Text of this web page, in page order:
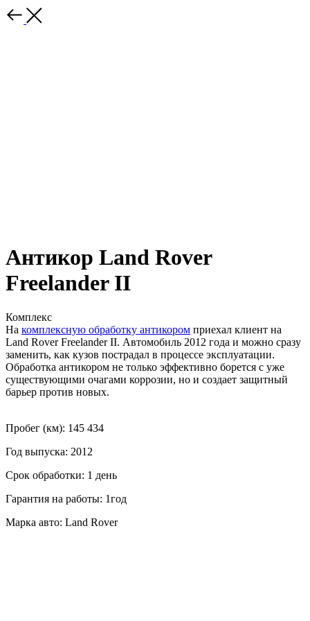
Антикор Land Rover
Freelander II
Комплекс
На комплексную обработку антикором приехал клиент на
Land Rover Freelander II. Автомобиль 2012 года и можно сразу
заменить, как кузов пострадал в процессе эксплуатации.
Обработка антикором не только эффективно борется с уже
существующими очагами коррозии, но и создает защитный
барьер против новых.
Пробег (км): 145 434
Год выпуска: 2012
Срок обработки: 1 день
Гарантия на работы: 1год
Марка авто: Land Rover